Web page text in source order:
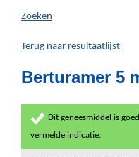
hier:
Zoeken
Terug naar resultaatlijst
Berturamer 5
Dit geneesmiddel is
vermelde indicatie.